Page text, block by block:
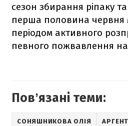
сезон збирання ріпаку
перша половина червня
періодом активного
певного пожвавлення
Повʼязані теми:
СОНЯШНИКОВА ОЛІЯ